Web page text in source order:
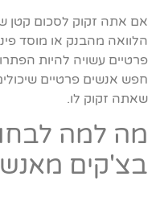
אם אתה זקוק לסכום קטן
הלוואה מהבנק או מוסד
פרטיים עשויה להיות
חפש אנשים פרטיים
שאתה זקוק לו.
מה למה
בצ'קים